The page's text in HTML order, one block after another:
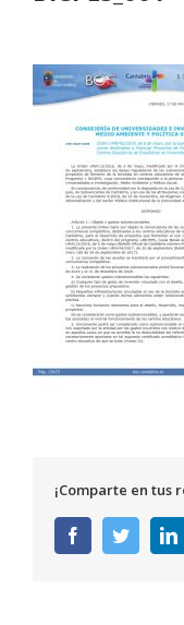
¡Comparte en tus
FacebookTwitter